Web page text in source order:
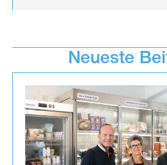
Neueste